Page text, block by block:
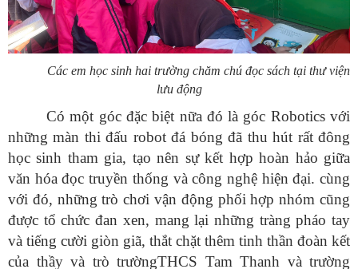
Các em học sinh hai trường chăm chú đọc sách tại thư viện
lưu động
Có một góc đặc biệt nữa đó là góc Robotics với
những màn thi đấu robot đá bóng đã thu hút rất đông
học sinh tham gia, tạo nên sự kết hợp hoàn hảo giữa
văn hóa đọc truyền thống và công nghệ hiện đại. cùng
với đó, những trò chơi vận động phối hợp nhóm cũng
được tổ chức đan xen, mang lại những tràng pháo tay
và tiếng cười giòn giã, thắt chặt thêm tinh thần đoàn kết
của thầy và trò trườngTHCS Tam Thanh và trường